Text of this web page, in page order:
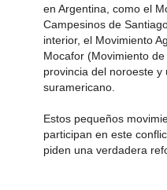
en Argentina, como el
Campesinos de
interior, el Movimiento
Mocafor (Movimiento
provincia del noroeste
suramericano.
Estos pequeños
participan en este
piden una verdadera